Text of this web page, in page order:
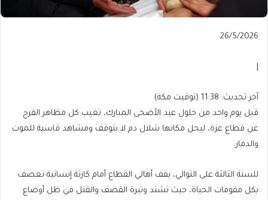
Published
26/5/2026
آخر
تحديث:
11:38
(توقيت
آخر تحديث: 11:38 (توقيت مكة)
قبل يوم واحد من حلول عيد الأضحى المبارك، تغيب كل مظاهر الفرح
عن قطاع غزة، ليحل مكانها شلال دم لا يتوقف ومشاهد قاسية للموت
والدمار.
للسنة الثالثة على التوالي، يقف أهالي القطاع أمام كارثة إنسانية تعصف
بكل مقومات الحياة، حيث تشتد وتيرة القصف والقتل في ظل أوضاع